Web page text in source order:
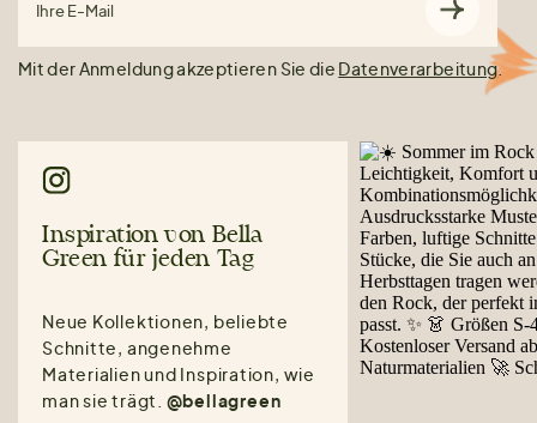
Ihre E-Mail
Mit der Anmeldung akzeptieren Sie die Datenverarbeitung.
Inspiration von Bella
Green für jeden Tag
Neue Kollektionen, beliebte
Schnitte, angenehme
Materialien und Inspiration, wie
man sie trägt. @bellagreen